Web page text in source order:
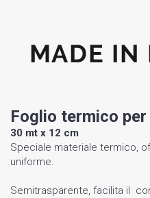
Foglio termico
30 mt x 12 cm
Speciale materiale termico,
uniforme.
Semitrasparente, facilita il